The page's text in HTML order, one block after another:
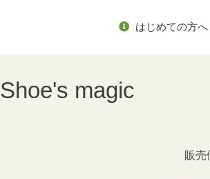
はじめての方へ
Shoe's magic
販売